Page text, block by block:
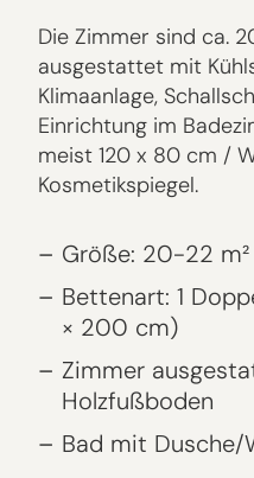
Die Zimmer sind ca.
ausgestattet mit
Klimaanlage,
Einrichtung im
meist 120 x 80 cm /
Kosmetikspiegel.
Größe: 20-22 m²
Bettenart: 1
× 200 cm)
Zimmer
Holzfußboden
Bad mit Dusche/